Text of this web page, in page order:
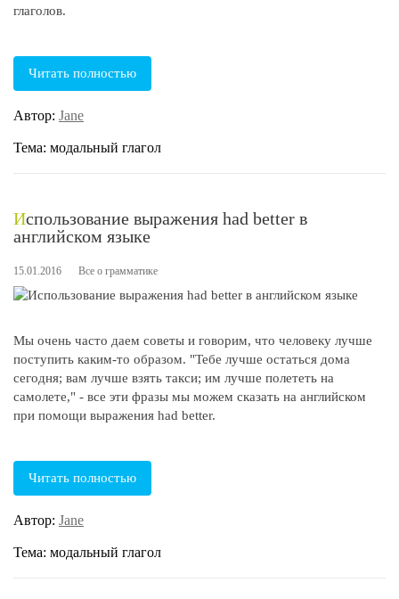
глаголов.
Читать полностью
Автор: Jane
Тема: модальный глагол
Использование выражения had better в
английском языке
15.01.2016 Все о грамматике
Мы очень часто даем советы и говорим, что человеку лучше
поступить каким-то образом. "Тебе лучше остаться дома
сегодня; вам лучше взять такси; им лучше полететь на
самолете," - все эти фразы мы можем сказать на английском
при помощи выражения had better.
Читать полностью
Автор: Jane
Тема: модальный глагол